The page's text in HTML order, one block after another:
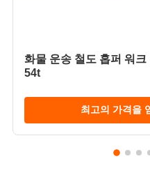
화물 운송 철도 홉퍼 워
54t
최고의 가격을